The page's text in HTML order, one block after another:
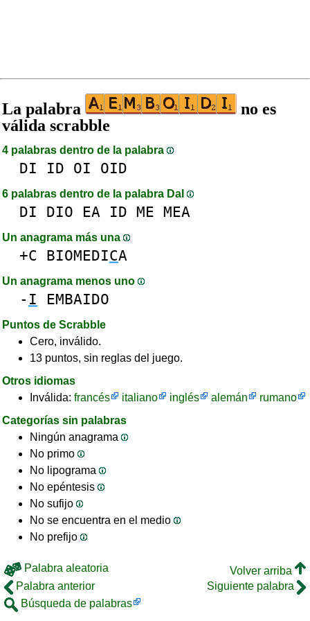
La palabra
no es
válida scrabble
4 palabras dentro de la palabra
DI ID OI OID
6 palabras dentro de la palabra DaI
DI DIO EA ID ME MEA
Un anagrama más una
+C BIOMEDICA
Un anagrama menos uno
- I EMBAIDO
Puntos de Scrabble
Cero, inválido.
13 puntos, sin reglas del juego.
Otros idiomas
Inválida: francés italiano inglés alemán
rumano
Categorías sin palabras
Ningún anagrama
No primo
No lipograma
No epéntesis
No sufijo
No se encuentra en el medio
No prefijo
Palabra aleatoria
Volver arriba
Palabra anterior
Siguiente palabra
Búsqueda de palabras